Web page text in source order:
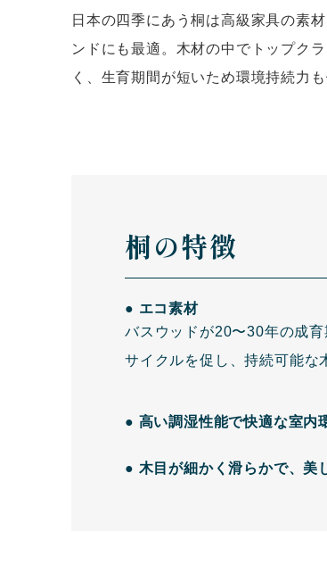
日本の四季にあう桐は高級家具の素
ンドにも最適。木材の中でトップク
く、生育期間が短いため環境持続力も
桐の特徴
● エコ素材
バスウッドが20〜30年の成
サイクルを促し、持続可能な
● 高い調湿性能で快適な室内
● 木目が細かく滑らかで、美